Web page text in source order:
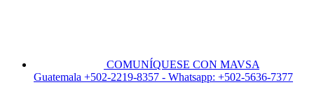
COMUNÍQUESE CON MAVSA
Guatemala +502-2219-8357 - Whatsapp: +502-5636-7377